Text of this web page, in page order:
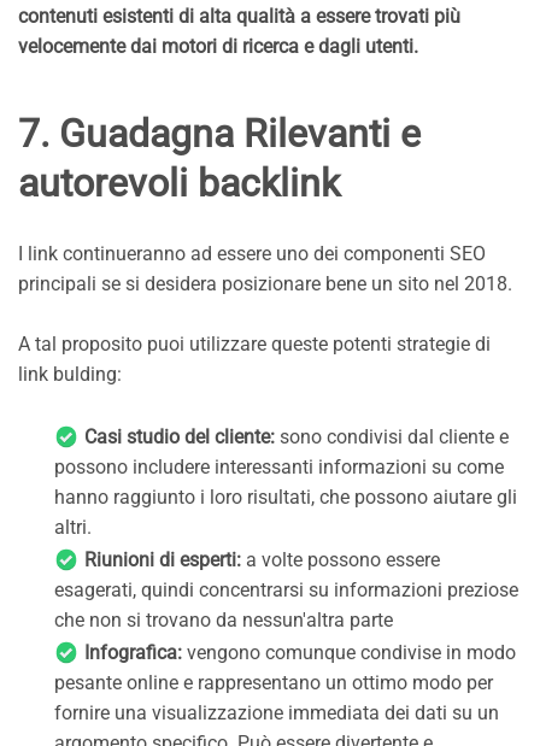
contenuti esistenti di alta qualità a essere trovati più
velocemente dai motori di ricerca e dagli utenti.
7. Guadagna Rilevanti e
autorevoli backlink
I link continueranno ad essere uno dei componenti SEO
principali se si desidera posizionare bene un sito nel 2018.
A tal proposito puoi utilizzare queste potenti strategie di
link bulding:
Casi studio del cliente: sono condivisi dal cliente e
possono includere interessanti informazioni su come
hanno raggiunto i loro risultati, che possono aiutare gli
altri.
Riunioni di esperti: a volte possono essere
esagerati, quindi concentrarsi su informazioni preziose
che non si trovano da nessun'altra parte
Infografica: vengono comunque condivise in modo
pesante online e rappresentano un ottimo modo per
fornire una visualizzazione immediata dei dati su un